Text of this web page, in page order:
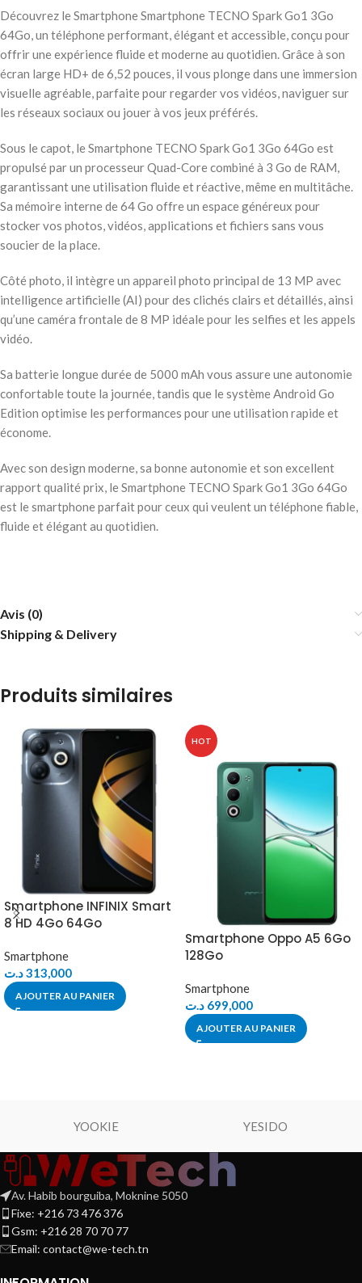
Découvrez le Smartphone Smartphone TECNO Spark Go1 3Go
64Go, un téléphone performant, élégant et accessible, conçu pour
offrir une expérience fluide et moderne au quotidien. Grâce à son
écran large HD+ de 6,52 pouces, il vous plonge dans une immersion
visuelle agréable, parfaite pour regarder vos vidéos, naviguer sur
les réseaux sociaux ou jouer à vos jeux préférés.
Sous le capot, le Smartphone TECNO Spark Go1 3Go 64Go est
propulsé par un processeur Quad-Core combiné à 3 Go de RAM,
garantissant une utilisation fluide et réactive, même en multitâche.
Sa mémoire interne de 64 Go offre un espace généreux pour
stocker vos photos, vidéos, applications et fichiers sans vous
soucier de la place.
Côté photo, il intègre un appareil photo principal de 13 MP avec
intelligence artificielle (AI) pour des clichés clairs et détaillés, ainsi
qu’une caméra frontale de 8 MP idéale pour les selfies et les appels
vidéo.
Sa batterie longue durée de 5000 mAh vous assure une autonomie
confortable toute la journée, tandis que le système Android Go
Edition optimise les performances pour une utilisation rapide et
économe.
Avec son design moderne, sa bonne autonomie et son excellent
rapport qualité prix, le Smartphone TECNO Spark Go1 3Go 64Go
est le smartphone parfait pour ceux qui veulent un téléphone fiable,
fluide et élégant au quotidien.
Avis (0)
Shipping & Delivery
Produits similaires
Smartphone INFINIX Smart
8 HD 4Go 64Go
Smartphone
313,000د.ت
AJOUTER AU PANIER
HOT
Smartphone Oppo A5 6Go
128Go
Smartphone
699,000 د.ت
AJOUTER AU PANIER
YOOKIE YESIDO
Av. Habib bourguiba, Moknine 5050
Fixe: +216 73 476 376
Gsm: +216 28 70 70 77
Email: contact@we-tech.tn